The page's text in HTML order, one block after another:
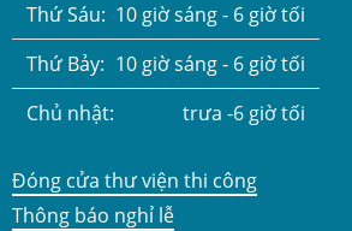
Thứ Sáu: 10 giờ sáng - 6 giờ tối
Thứ Bảy: 10 giờ sáng - 6 giờ tối
Chủ nhật:
trưa -6 giờ tối
Đóng cửa thư viện thi công
Thông báo nghỉ lễ